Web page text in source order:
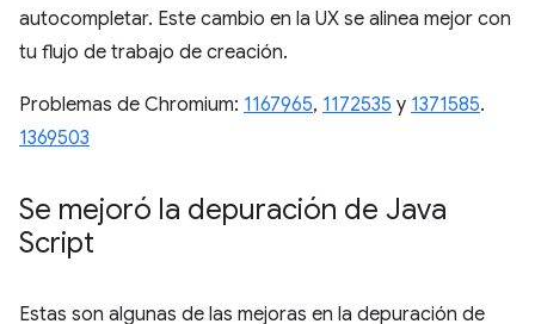
autocompletar. Este cambio en la UX se alinea mejor con
tu flujo de trabajo de creación.
Problemas de Chromium: 1167965, 1172535 y 1371585.
1369503
Se mejoró la depuración de Java
Script
Estas son algunas de las mejoras en la depuración de